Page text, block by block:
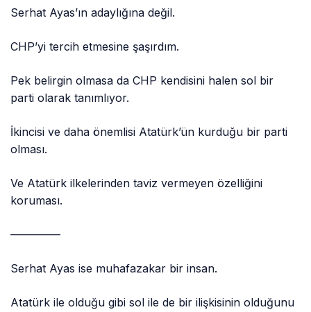
Serhat Ayas’ın adaylığına değil.
CHP’yi tercih etmesine şaşırdım.
Pek belirgin olmasa da CHP kendisini halen sol bir
parti olarak tanımlıyor.
İkincisi ve daha önemlisi Atatürk’ün kurduğu bir parti
olması.
Ve Atatürk ilkelerinden taviz vermeyen özelliğini
koruması.
————–
Serhat Ayas ise muhafazakar bir insan.
Atatürk ile olduğu gibi sol ile de bir ilişkisinin olduğunu